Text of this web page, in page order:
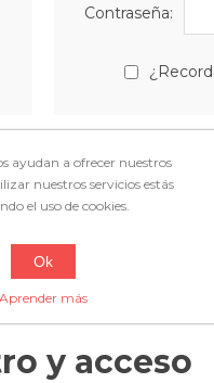
Contraseña:
y acceso
ayudan a ofrecer nuestros
nuestros servicios estás
el uso de cookies.
Ok
Aprender más